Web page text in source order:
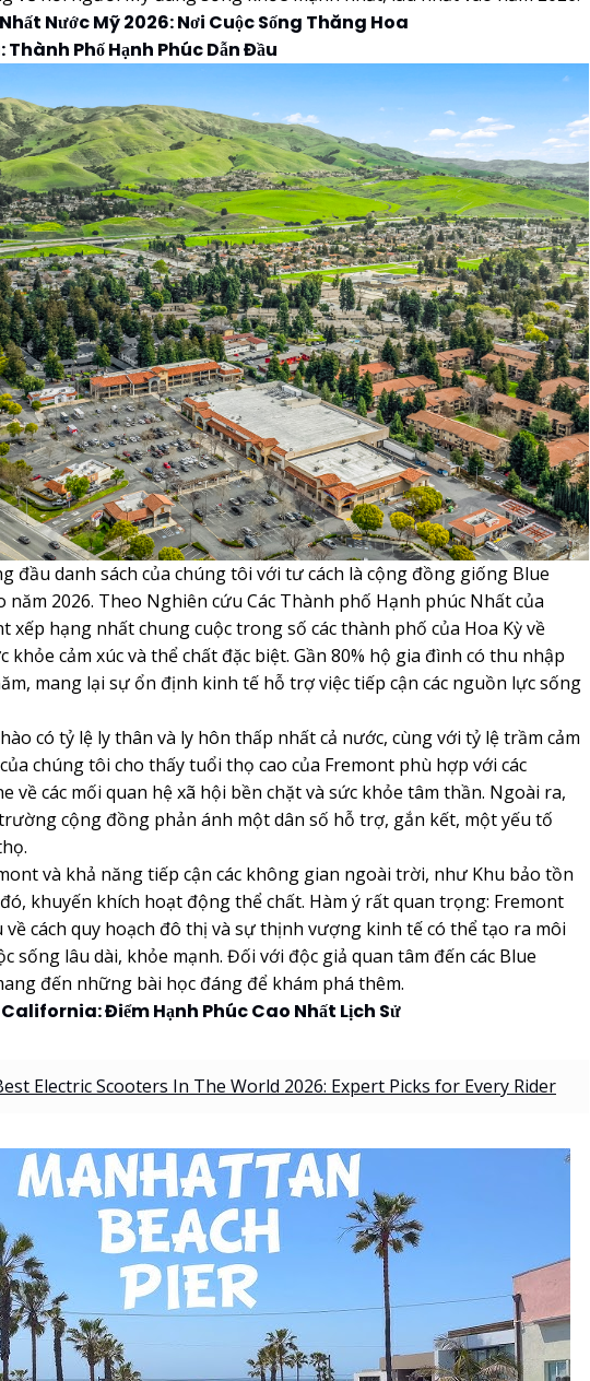
Nước Mỹ 2026: Nơi Cuộc Sống Thăng Hoa
Phố Hạnh Phúc Dẫn Đầu
đầu danh sách của chúng tôi với tư cách là cộng đồng giống Blue
năm 2026. Theo Nghiên cứu Các Thành phố Hạnh phúc Nhất của
xếp hạng nhất chung cuộc trong số các thành phố của Hoa Kỳ về
khỏe cảm xúc và thể chất đặc biệt. Gần 80% hộ gia đình có thu nhập
mang lại sự ổn định kinh tế hỗ trợ việc tiếp cận các nguồn lực sống
có tỷ lệ ly thân và ly hôn thấp nhất cả nước, cùng với tỷ lệ trầm cảm
chúng tôi cho thấy tuổi thọ cao của Fremont phù hợp với các
về các mối quan hệ xã hội bền chặt và sức khỏe tâm thần. Ngoài ra,
cộng đồng phản ánh một dân số hỗ trợ, gắn kết, một yếu tố
và khả năng tiếp cận các không gian ngoài trời, như Khu bảo tồn
khuyến khích hoạt động thể chất. Hàm ý rất quan trọng: Fremont
cách quy hoạch đô thị và sự thịnh vượng kinh tế có thể tạo ra môi
sống lâu dài, khỏe mạnh. Đối với độc giả quan tâm đến các Blue
đến những bài học đáng để khám phá thêm.
Điểm Hạnh Phúc Cao Nhất Lịch Sử
Electric Scooters In The World 2026: Expert Picks for Every Rider